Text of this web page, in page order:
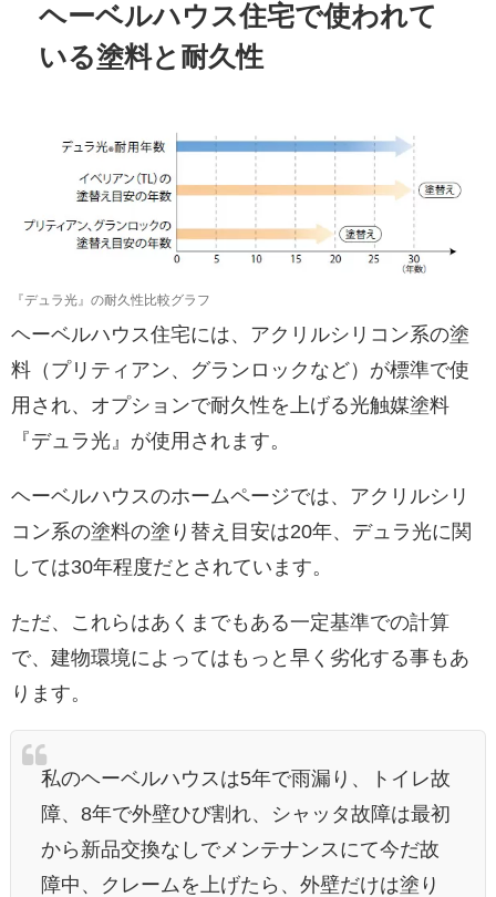
ヘーベルハウス住宅で使われて
いる塗料と耐久性
『デュラ光』の耐久性比較グラフ
ヘーベルハウス住宅には、アクリルシリコン系の塗
料（プリティアン、グランロックなど）が標準で使
用され、オプションで耐久性を上げる光触媒塗料
『デュラ光』が使用されます。
ヘーベルハウスのホームページでは、アクリルシリ
コン系の塗料の塗り替え目安は20年、デュラ光に関
しては30年程度だとされています。
ただ、これらはあくまでもある一定基準での計算
で、建物環境によってはもっと早く劣化する事もあ
ります。
私のヘーベルハウスは5年で雨漏り、トイレ故
障、8年で外壁ひび割れ、シャッタ故障は最初
から新品交換なしでメンテナンスにて今だ故
障中、クレームを上げたら、外壁だけは塗り